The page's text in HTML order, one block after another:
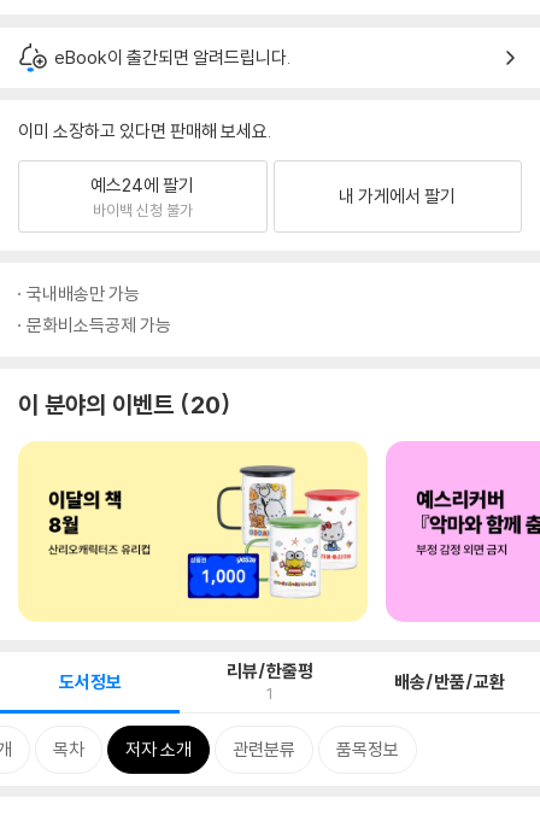
eBook이 출간되면 알려드립니다.
이미 소장하고 있다면 판매해 보세요.
예스24에 팔기
바이백 신청 불가
내 가게에서 팔기
국내배송만 가능
문화비소득공제 가능
이 분야의 이벤트 20
도서정보 리뷰/한줄평
1 배송/반품/교환
목차 저자 소개 관련분류 품목정보